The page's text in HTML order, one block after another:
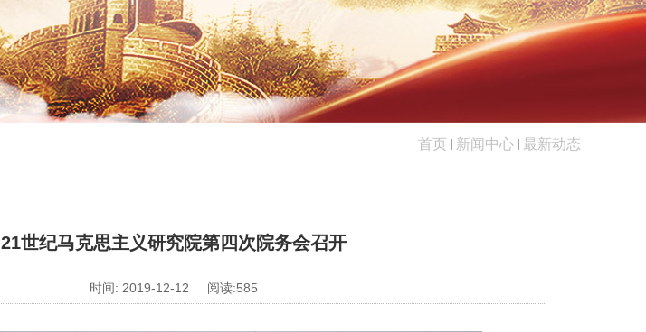
首页 新闻中心 最新动态
21世纪马克思主义研究院第四次院务会召开
时间: 2019-12-12 阅读:585